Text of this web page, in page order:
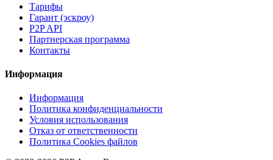
Тарифы
Гарант (эскроу)
P2P API
Партнерская программа
Контакты
Информация
Информация
Политика конфиденциальности
Условия использования
Отказ от ответственности
Политика Cookies файлов